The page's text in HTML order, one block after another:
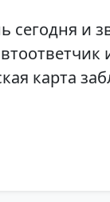
сегодня и
карта